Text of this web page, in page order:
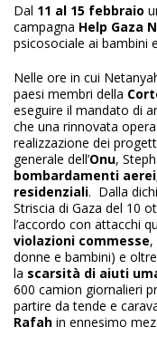
Dal 11 al 15 febbraio
campagna Help Gaza
psicosociale ai bambini
Nelle ore in cui
paesi membri della
eseguire il mandato di
che una rinnovata
realizzazione dei
generale dell’Onu,
bombardamenti
residenziali. Dalla
Striscia di Gaza del 10
l’accordo con attacchi
violazioni commesse,
donne e bambini) e oltre
la scarsità di aiuti
600 camion giornalieri
partire da tende e
Rafah in ennesimo